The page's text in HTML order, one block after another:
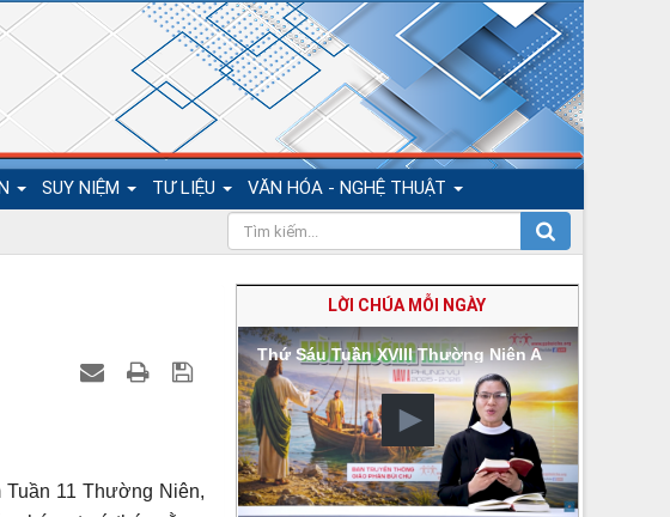
SUY NIỆM TƯ LIỆU VĂN HÓA - NGHỆ THUẬT
11 Thường Niên,
LỜI CHÚA MỖI NGÀY
Thứ Sáu Tuần XVIII Thường Niên A